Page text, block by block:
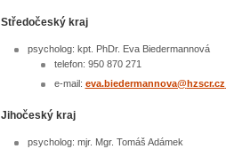
Středočeský kraj
psycholog: kpt. PhDr. Eva Biedermannová
telefon: 950 870 271
e-mail: eva.biedermannova@ hzscr.cz
Jihočeský kraj
psycholog: mjr. Mgr. Tomáš Adámek